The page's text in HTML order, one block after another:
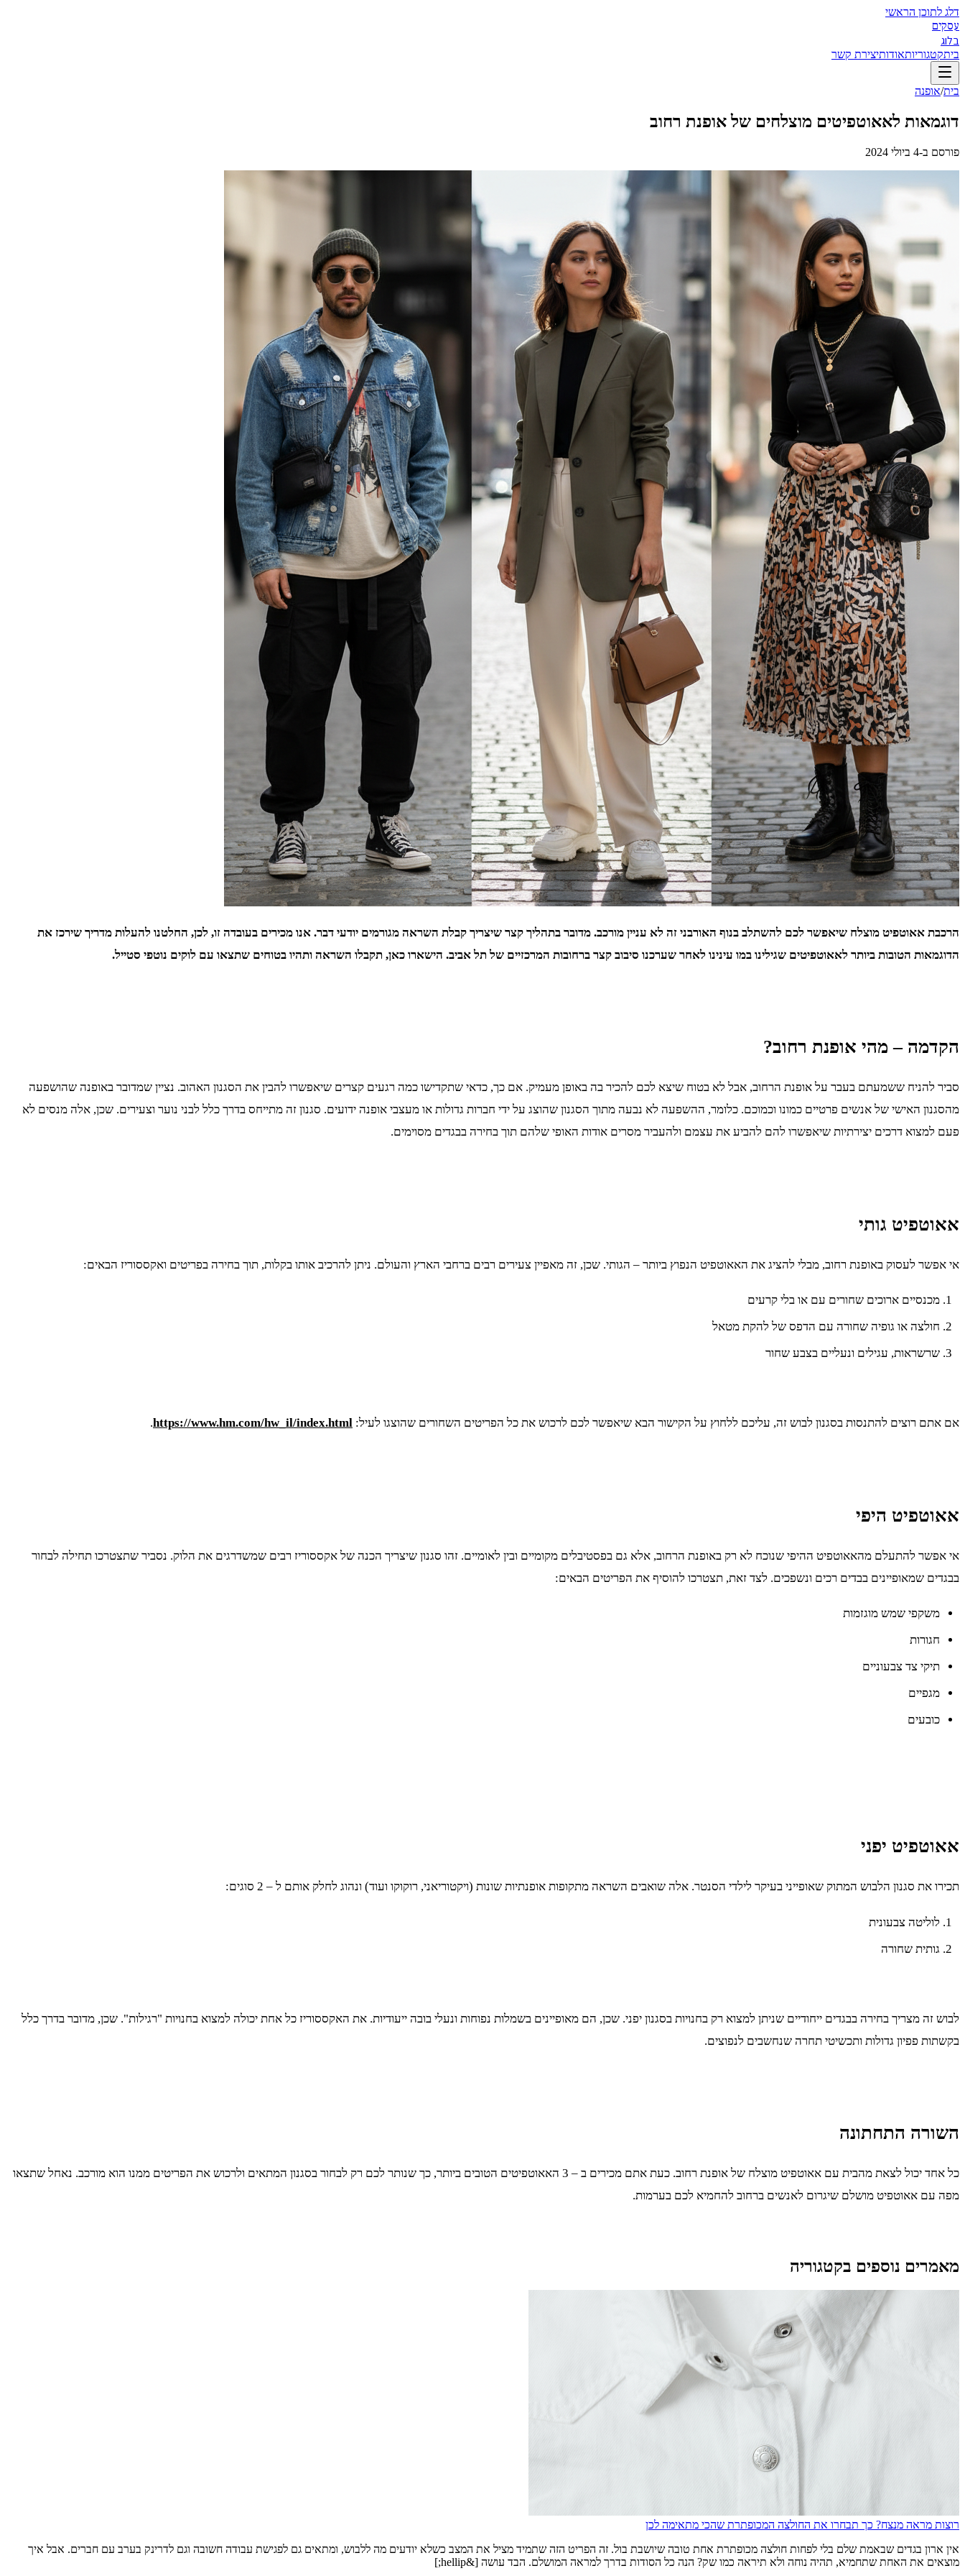
דלג לתוכן הראשי
עסקים
בלוג
ביתקטגוריותאודותיצירת קשר
בית/אופנה
דוגמאות לאאוטפיטים מוצלחים של אופנת רחוב
פורסם ב-4 ביולי 2024
הרכבת אאוטפיט מוצלח שיאפשר לכם להשתלב בנוף האורבני זה לא עניין מורכב. מדובר בתהליך קצר שיצריך קבלת השראה מגורמים יודעי דבר. אנו מכירים בעובדה זו, לכן, החלטנו להעלות מדריך שירכז את
הדוגמאות הטובות ביותר לאאוטפיטים שגילינו במו עינינו לאחר שערכנו סיבוב קצר ברחובות המרכזיים של תל אביב. הישארו כאן, תקבלו השראה ותהיו בטוחים שתצאו עם לוקים נוטפי סטייל.
הקדמה – מהי אופנת רחוב?
סביר להניח ששמעתם בעבר על אופנת הרחוב, אבל לא בטוח שיצא לכם להכיר בה באופן מעמיק. אם כך, כדאי שתקדישו כמה רגעים קצרים שיאפשרו להבין את הסגנון האהוב. נציין שמדובר באופנה שהושפעה
מהסגנון האישי של אנשים פרטיים כמונו וכמוכם. כלומר, ההשפעה לא נבעה מתוך הסגנון שהוצג על ידי חברות גדולות או מעצבי אופנה ידועים. סגנון זה מתייחס בדרך כלל לבני נוער וצעירים. שכן, אלה מנסים לא
פעם למצוא דרכים יצירתיות שיאפשרו להם להביע את עצמם ולהעביר מסרים אודות האופי שלהם תוך בחירה בבגדים מסוימים.
אאוטפיט גותי
אי אפשר לעסוק באופנת רחוב, מבלי להציג את האאוטפיט הנפוץ ביותר – הגותי. שכן, זה מאפיין צעירים רבים ברחבי הארץ והעולם. ניתן להרכיב אותו בקלות, תוך בחירה בפריטים ואקססוריז הבאים:
מכנסיים ארוכים שחורים עם או בלי קרעים
חולצה או גופיה שחורה עם הדפס של להקת מטאל
שרשראות, עגילים ונעליים בצבע שחור
אם אתם רוצים להתנסות בסגנון לבוש זה, עליכם ללחוץ על הקישור הבא שיאפשר לכם לרכוש את כל הפריטים השחורים שהוצגו לעיל: https://www.hm.com/hw_il/index.html
.
אאוטפיט היפי
אי אפשר להתעלם מהאאוטפיט ההיפי שנוכח לא רק באופנת הרחוב, אלא גם בפסטיבלים מקומיים ובין לאומיים. זהו סגנון שיצריך הכנה של אקססוריז רבים שמשדרגים את הלוק. נסביר שתצטרכו תחילה לבחור
בבגדים שמאופיינים בבדים רכים ונשפכים. לצד זאת, תצטרכו להוסיף את הפריטים הבאים:
משקפי שמש מוגזמות
חגורות
תיקי צד צבעוניים
מגפיים
כובעים
אאוטפיט יפני
תכירו את סגנון הלבוש המתוק שאופייני בעיקר לילדי הסנטר. אלה שואבים השראה מתקופות אופנתיות שונות (ויקטוריאני, רוקוקו ועוד) ונהוג לחלק אותם ל – 2 סוגים:
לוליטה צבעונית
גותית שחורה
לבוש זה מצריך בחירה בבגדים ייחודיים שניתן למצוא רק בחנויות בסגנון יפני. שכן, הם מאופיינים בשמלות נפוחות ונעלי בובה ייעודיות. את האקססוריז כל אחת יכולה למצוא בחנויות "רגילות". שכן, מדובר בדרך כלל
בקשתות פפיון גדולות ותכשיטי תחרה שנחשבים לנפוצים.
השורה התחתונה
כל אחד יכול לצאת מהבית עם אאוטפיט מוצלח של אופנת רחוב. כעת אתם מכירים ב – 3 האאוטפיטים הטובים ביותר, כך שנותר לכם רק לבחור בסגנון המתאים ולרכוש את הפריטים ממנו הוא מורכב. נאחל שתצאו
מפה עם אאוטפיט מושלם שיגרום לאנשים ברחוב להחמיא לכם בערמות.
מאמרים נוספים בקטגוריה
רוצות מראה מנצח? כך תבחרו את החולצה המכופתרת שהכי מתאימה לכן
אין ארון בגדים שבאמת שלם בלי לפחות חולצה מכופתרת אחת טובה שיושבת בול. זה הפריט הזה שתמיד מציל את המצב כשלא יודעים מה ללבוש, ומתאים גם לפגישת עבודה חשובה וגם לדרינק בערב עם חברים. אבל איך
מוצאים את האחת שתחמיא, תהיה נוחה ולא תיראה כמו שק? הנה כל הסודות בדרך למראה המושלם. הבד עושה [&hellip;]